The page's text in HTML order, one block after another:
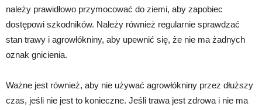
należy prawidłowo przymocować do ziemi, aby zapobiec
dostępowi szkodników. Należy również regularnie sprawdzać
stan trawy i agrowłókniny, aby upewnić się, że nie ma żadnych
oznak gnicienia.
Ważne jest również, aby nie używać agrowłókniny przez dłuższy
czas, jeśli nie jest to konieczne. Jeśli trawa jest zdrowa i nie ma